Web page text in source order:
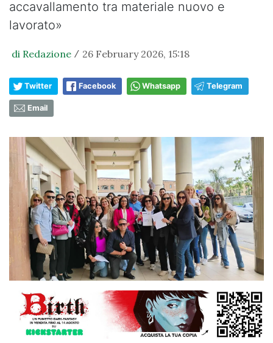
accavallamento tra materiale nuovo e
lavorato»
di Redazione / 26 February 2026, 15:18
Twitter Facebook Whatsapp Telegram
Email